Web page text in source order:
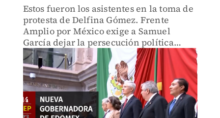
Estos fueron los asistentes en la toma de
protesta de Delfina Gómez. Frente
Amplio por México exige a Samuel
García dejar la persecución política
contra opositores. La reunión entre
Putin y Kim Jong Un causó tensión en
Occidente.